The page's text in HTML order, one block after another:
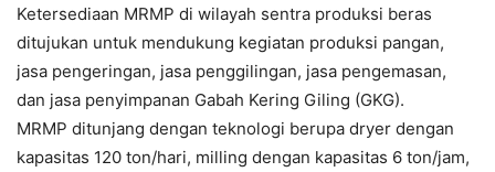
Ketersediaan MRMP di wilayah sentra produksi beras
ditujukan untuk mendukung kegiatan produksi pangan,
jasa pengeringan, jasa penggilingan, jasa pengemasan,
dan jasa penyimpanan Gabah Kering Giling (GKG).
MRMP ditunjang dengan teknologi berupa dryer dengan
kapasitas 120 ton/hari, milling dengan kapasitas 6 ton/jam,